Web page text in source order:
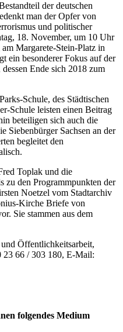
der deutschen
man der Opfer von
und politischer
18. November, um 10 Uhr
Margarete-Stein-Platz in
ein besonderer Fokus auf der
Ende sich 2018 zum
Schule, des Städtischen
Schule leisten einen Beitrag
beteiligen sich auch die
Siebenbürger Sachsen an der
begleitet den
Toplak und die
zu den Programmpunkten der
Noetzel vom Stadtarchiv
Kirche Briefe von
Sie stammen aus dem
und Öffentlichkeitsarbeit,
23 66 / 303 180, E-Mail:
folgendes Medium